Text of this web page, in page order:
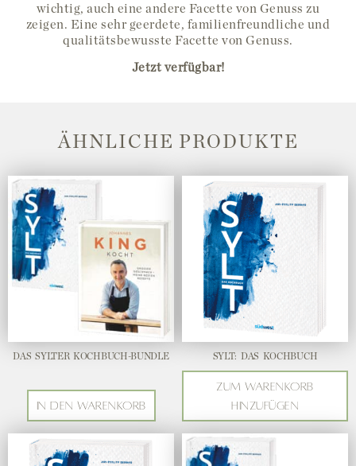
wichtig, auch eine andere Facette von Genuss zu
zeigen. Eine sehr geerdete, familienfreundliche und
qualitätsbewusste Facette von Genuss.
Jetzt verfügbar!
ÄHNLICHE PRODUKTE
DAS SYLTER KOCHBUCH-BUNDLE
In den Warenkorb
SYLT: DAS KOCHBUCH
Zum Warenkorb
hinzufügen